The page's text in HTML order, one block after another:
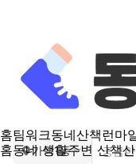
홈팀워크동네산책런마
홈동네 생활주변 산책
가락1동